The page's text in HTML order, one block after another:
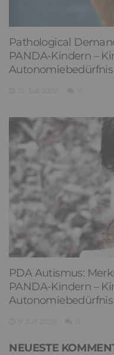
Pathological
PANDA-Kindern –
Autonomiebedürfnis
PDA Autismus:
PANDA-Kindern –
Autonomiebedürfnis
NEUESTE